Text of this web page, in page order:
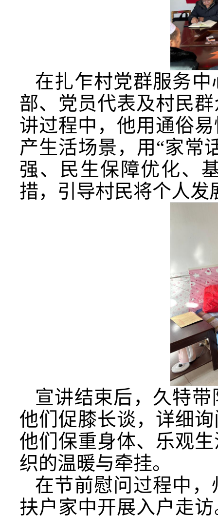
在扎乍村党群服务
部、党员代表及村民
讲过程中，他用通俗
产生活场景，用“家常
强、民生保障优化、
措，引导村民将个人发
宣讲结束后，久特
他们促膝长谈，详细
他们保重身体、乐观
织的温暖与牵挂。
在节前慰问过程中
扶户家中开展入户走